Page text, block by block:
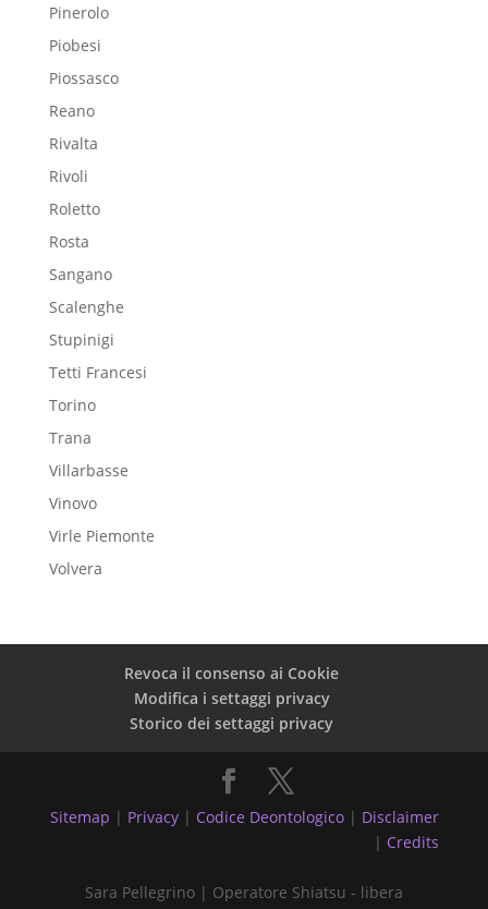
Pinerolo
Piobesi
Piossasco
Reano
Rivalta
Rivoli
Roletto
Rosta
Sangano
Scalenghe
Stupinigi
Tetti Francesi
Torino
Trana
Villarbasse
Vinovo
Virle Piemonte
Volvera
Revoca il consenso ai Cookie
Modifica i settaggi privacy
Storico dei settaggi privacy
Sitemap | Privacy | Codice Deontologico | Disclaimer
| Credits
Sara Pellegrino | Operatore Shiatsu - libera